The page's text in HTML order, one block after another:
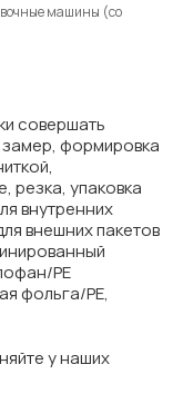
машины (со
совершать
формировка
резка, упаковка
внутренних
внешних пакетов
PE
фольга/PE,
у наших